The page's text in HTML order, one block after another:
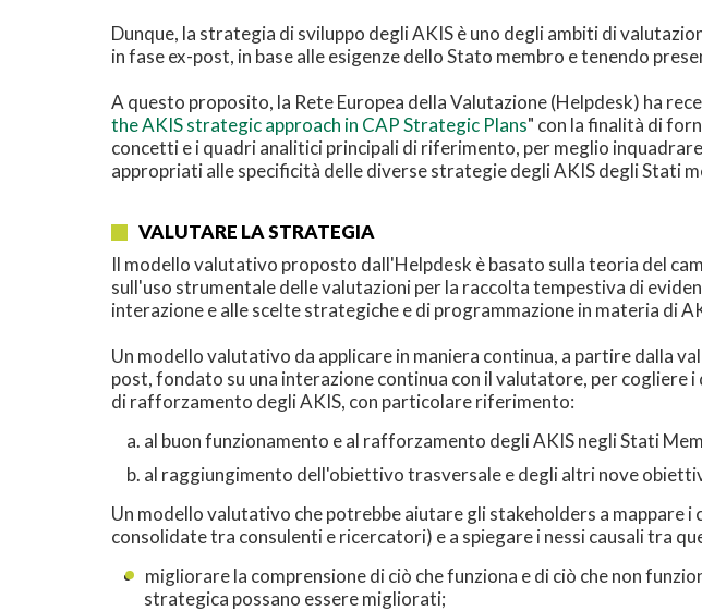
Dunque, la strategia di sviluppo degli AKIS è uno degli ambiti di
in fase ex-post, in base alle esigenze dello Stato membro e tenendo
A questo proposito, la Rete Europea della Valutazione (Helpdesk) ha
the AKIS strategic approach in CAP Strategic Plans" con la finalità di
concetti e i quadri analitici principali di riferimento, per meglio
appropriati alle specificità delle diverse strategie degli AKIS degli Stati
VALUTARE LA STRATEGIA
Il modello valutativo proposto dall'Helpdesk è basato sulla teoria del
sull'uso strumentale delle valutazioni per la raccolta tempestiva di
interazione e alle scelte strategiche e di programmazione in materia di
Un modello valutativo da applicare in maniera continua, a partire dalla
post, fondato su una interazione continua con il valutatore, per
di rafforzamento degli AKIS, con particolare riferimento:
al buon funzionamento e al rafforzamento degli AKIS negli Stati
al raggiungimento dell'obiettivo trasversale e degli altri nove
Un modello valutativo che potrebbe aiutare gli stakeholders a
consolidate tra consulenti e ricercatori) e a spiegare i nessi causali tra
migliorare la comprensione di ciò che funziona e di ciò che non
strategica possano essere migliorati;